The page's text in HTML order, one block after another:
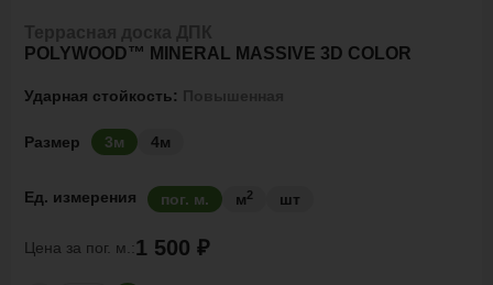
POLYWOOD™ MINERAL MASSIVE 3D COLOR
Ударная стойкость:
Размер 3м 4м
Ед. измерения пог. м. м2 шт
Цена за пог. м.:1 500 ₽